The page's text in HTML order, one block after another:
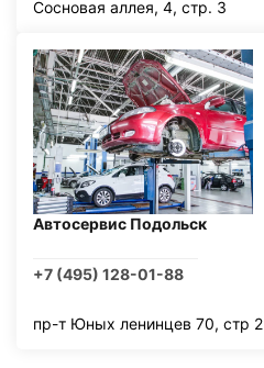
Сосновая аллея, 4, стр. 3
Автосервис Подольск
+7 (495) 128-01-88
пр-т Юных ленинцев 70, стр 2